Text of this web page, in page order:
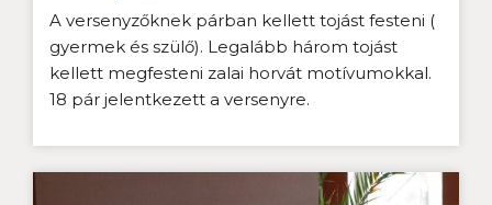
A versenyzőknek párban kellett tojást festeni (
gyermek és szülő). Legalább három tojást
kellett megfesteni zalai horvát motívumokkal.
18 pár jelentkezett a versenyre.